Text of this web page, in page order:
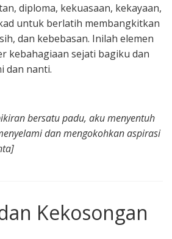
diploma, kekuasaan, kekayaan,
untuk berlatih membangkitkan
dan kebebasan. Inilah elemen
kebahagiaan sejati bagiku dan
dan nanti.
bersatu padu, aku menyentuh
dan mengokohkan aspirasi
Kekosongan